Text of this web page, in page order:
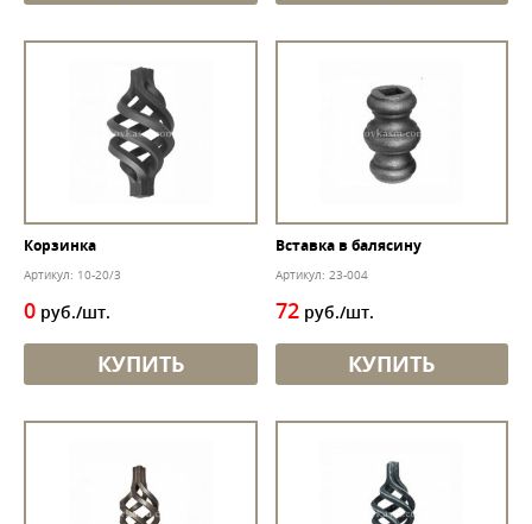
Корзинка
Артикул: 10-20/3
0 руб./шт.
КУПИТЬ
Вставка в балясину
Артикул: 23-004
72руб./шт.
КУПИТЬ